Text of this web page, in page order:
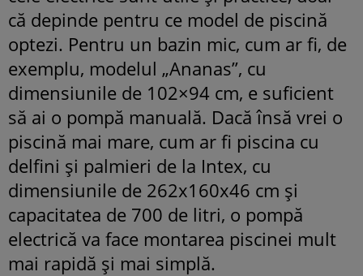
că depinde pentru ce model de piscină
optezi. Pentru un bazin mic, cum ar fi, de
exemplu, modelul „Ananas”, cu
dimensiunile de 102×94 cm, e suficient
să ai o pompă manuală. Dacă însă vrei o
piscină mai mare, cum ar fi piscina cu
delfini și palmieri de la Intex, cu
dimensiunile de 262x160x46 cm și
capacitatea de 700 de litri, o pompă
electrică va face montarea piscinei mult
mai rapidă și mai simplă.